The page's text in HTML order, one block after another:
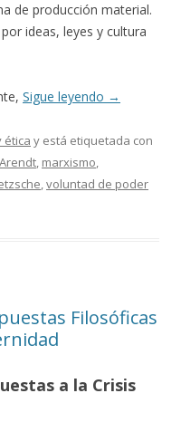
de producción material.
ideas, leyes y cultura
Sigue leyendo →
ética y está etiquetada con
, marxismo,
,voluntad de poder
Filosóficas
a la Crisis